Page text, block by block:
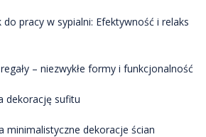
do pracy w sypialni: Efektywność i relaks
– niezwykłe formy i funkcjonalność
dekorację sufitu
minimalistyczne dekoracje ścian